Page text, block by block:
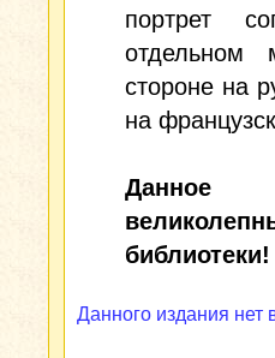
портрет
отдельном
стороне на
на
Данное
библиотеки!
Данного издания нет